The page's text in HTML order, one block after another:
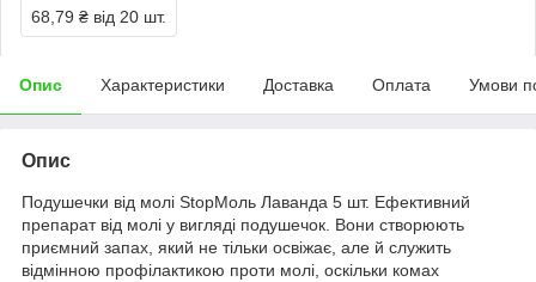
68,79 ₴ від 20 шт.
Опис Характеристики Доставка Оплата Умови
Опис
Подушечки від молі StopМоль Лаванда 5 шт. Ефективний
препарат від молі у вигляді подушечок. Вони створюють
приємний запах, який не тільки освіжає, але й служить
відмінною профілактикою проти молі, оскільки комах